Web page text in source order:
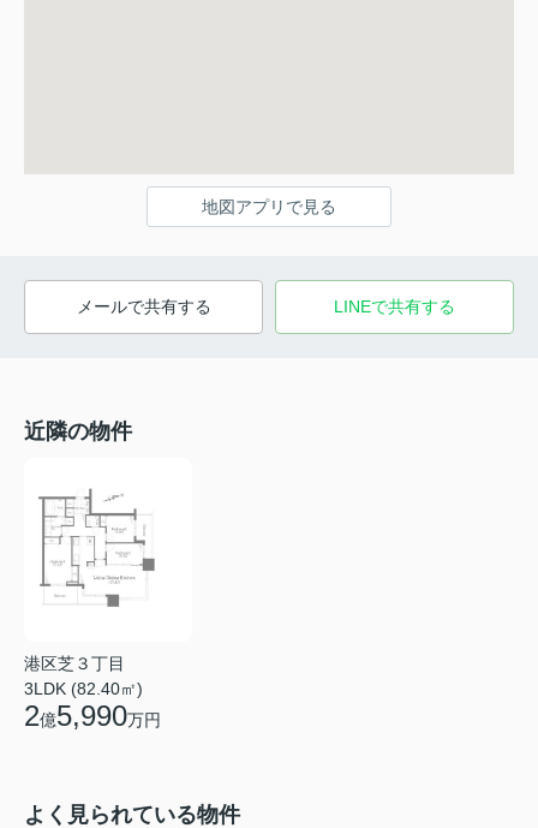
地図アプリで見る
メールで共有する LINEで共有する
近隣の物件
港区芝３丁目
3LDK (82.40㎡)
2億5,990万円
よく見られている物件